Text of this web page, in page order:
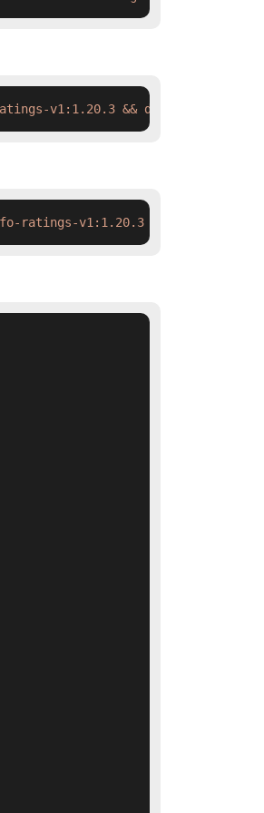
v1:1.20.3 && docker tag
ratings-v1:1.20.3 && ctr